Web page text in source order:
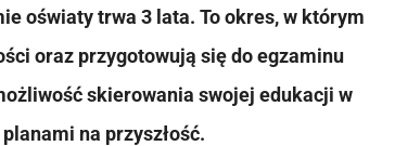
oświaty trwa 3 lata. To okres, w którym
oraz przygotowują się do egzaminu
skierowania swojej edukacji w
na przyszłość.